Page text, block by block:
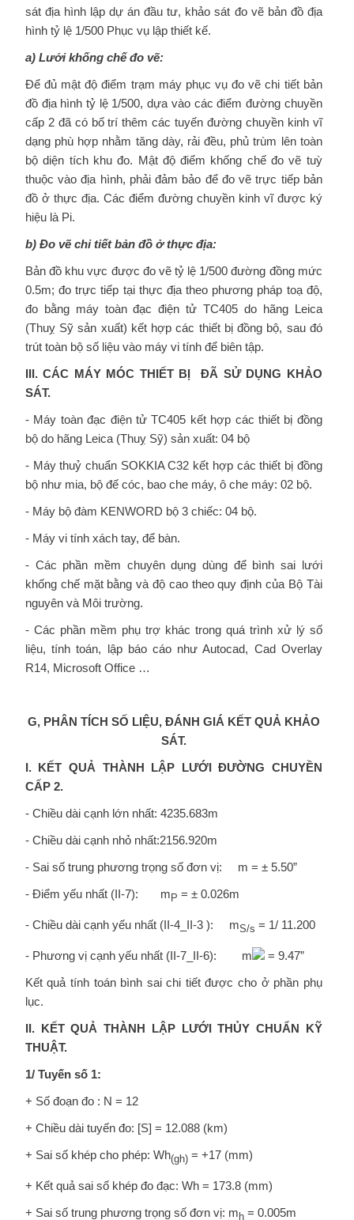
sát địa hình lập dự án đầu tư, khảo sát đo vẽ bản đồ địa
hình tỷ lệ 1/500 Phục vụ lập thiết kế.
a) Lưới khống chế đo vẽ:
Để đủ mật độ điểm trạm máy phục vụ đo vẽ chi tiết bản
đồ địa hình tỷ lệ 1/500, dựa vào các điểm đường chuyền
cấp 2 đã có bố trí thêm các tuyến đường chuyền kinh vĩ
dạng phù hợp nhằm tăng dày, rải đều, phủ trùm lên toàn
bộ diện tích khu đo. Mật độ điểm khống chế đo vẽ tuỳ
thuộc vào địa hình, phải đảm bảo để đo vẽ trực tiếp bản
đồ ở thực địa. Các điểm đường chuyền kinh vĩ được ký
hiệu là Pi.
b) Đo vẽ chi tiết bản đồ ở thực địa:
Bản đồ khu vực được đo vẽ tỷ lệ 1/500 đường đồng mức
0.5m; đo trực tiếp tại thực địa theo phương pháp toạ độ,
đo bằng máy toàn đạc điện tử TC405 do hãng Leica
(Thuỵ Sỹ sản xuất) kết hợp các thiết bị đồng bộ, sau đó
trút toàn bộ số liệu vào máy vi tính để biên tập.
III. CÁC MÁY MÓC THIẾT BỊ ĐÃ SỬ DỤNG KHẢO
SÁT.
- Máy toàn đạc điện tử TC405 kết hợp các thiết bị đồng
bộ do hãng Leica (Thuỵ Sỹ) sản xuất: 04 bộ
- Máy thuỷ chuẩn SOKKIA C32 kết hợp các thiết bị đồng
bộ như mia, bộ đế cóc, bao che máy, ô che máy: 02 bộ.
- Máy bộ đàm KENWORD bộ 3 chiếc: 04 bộ.
- Máy vi tính xách tay, để bàn.
- Các phần mềm chuyên dụng dùng để bình sai lưới
khống chế mặt bằng và độ cao theo quy định của Bộ Tài
nguyên và Môi trường.
- Các phần mềm phụ trợ khác trong quá trình xử lý số
liệu, tính toán, lập báo cáo như Autocad, Cad Overlay
R14, Microsoft Office …
G, PHÂN TÍCH SỐ LIỆU, ĐÁNH GIÁ KẾT QUẢ KHẢO
SÁT.
I. KẾT QUẢ THÀNH LẬP LƯỚI ĐƯỜNG CHUYỀN
CẤP 2.
- Chiều dài cạnh lớn nhất: 4235.683m
- Chiều dài cạnh nhỏ nhất:2156.920m
- Sai số trung phương trọng số đơn vị: m = ± 5.50”
- Điểm yếu nhất (II-7): m P = ± 0.026m
- Chiều dài cạnh yếu nhất (II-4_II-3 ): mS/s = 1/ 11.200
- Phương vị cạnh yếu nhất (II-7_II-6): m
= 9.47”
Kết quả tính toán bình sai chi tiết được cho ở phần phụ
lục.
II. KẾT QUẢ THÀNH LẬP LƯỚI THỦY CHUẨN KỸ
THUẬT.
1/ Tuyến số 1:
+ Số đoạn đo : N = 12
+ Chiều dài tuyến đo: [S] = 12.088 (km)
+ Sai số khép cho phép: Wh(gh)= +17 (mm)
+ Kết quả sai số khép đo đạc: Wh = 173.8 (mm)
+ Sai số trung phương trọng số đơn vị: m h= 0.005m